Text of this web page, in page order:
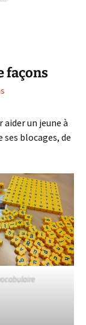
façons
un jeune à
blocages, de